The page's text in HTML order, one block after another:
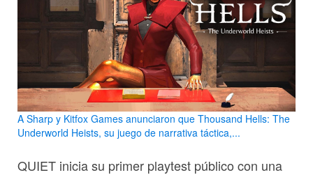
A Sharp y Kitfox Games anunciaron que Thousand Hells: The
Underworld Heists, su juego de narrativa táctica,...
QUIET inicia su primer playtest público con una